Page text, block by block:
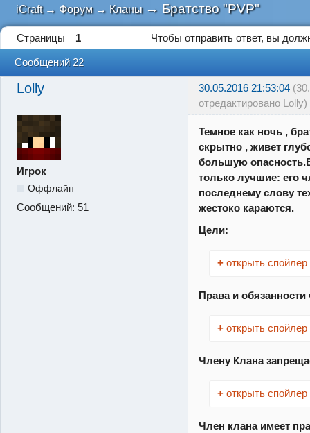
iCraft → Форум → Кланы → Братство "PVP"
Страницы 1 Чтобы отправить ответ, вы
Сообщений 22
Lolly 30.05.2016 21:53:04
отредактировано Lolly)
Игрок
Оффлайн
Сообщений: 51
Темное как ночь ,
скрытно , живет
большую
только лучшие: его
последнему слову
жестоко караются.
Цели:
+ открыть спойлер
Права и
+ открыть спойлер
Члену Клана
+ открыть спойлер
Член клана имеет